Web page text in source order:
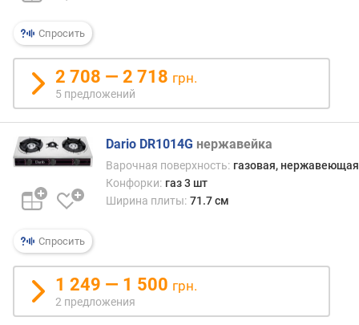
с
т
ь
б
о
л
ш
о
к
о
ф
о
р
к
и
Спросить
2 708 — 2 718 грн.
5 предложений
Спросить
Dario DR1014G нержавейка
Варочная поверхность: газовая, нержавеющая
Конфорки: газ 3 шт
Ширина плиты: 71.7 см
1 249 — 1 500 грн.
2 предложения